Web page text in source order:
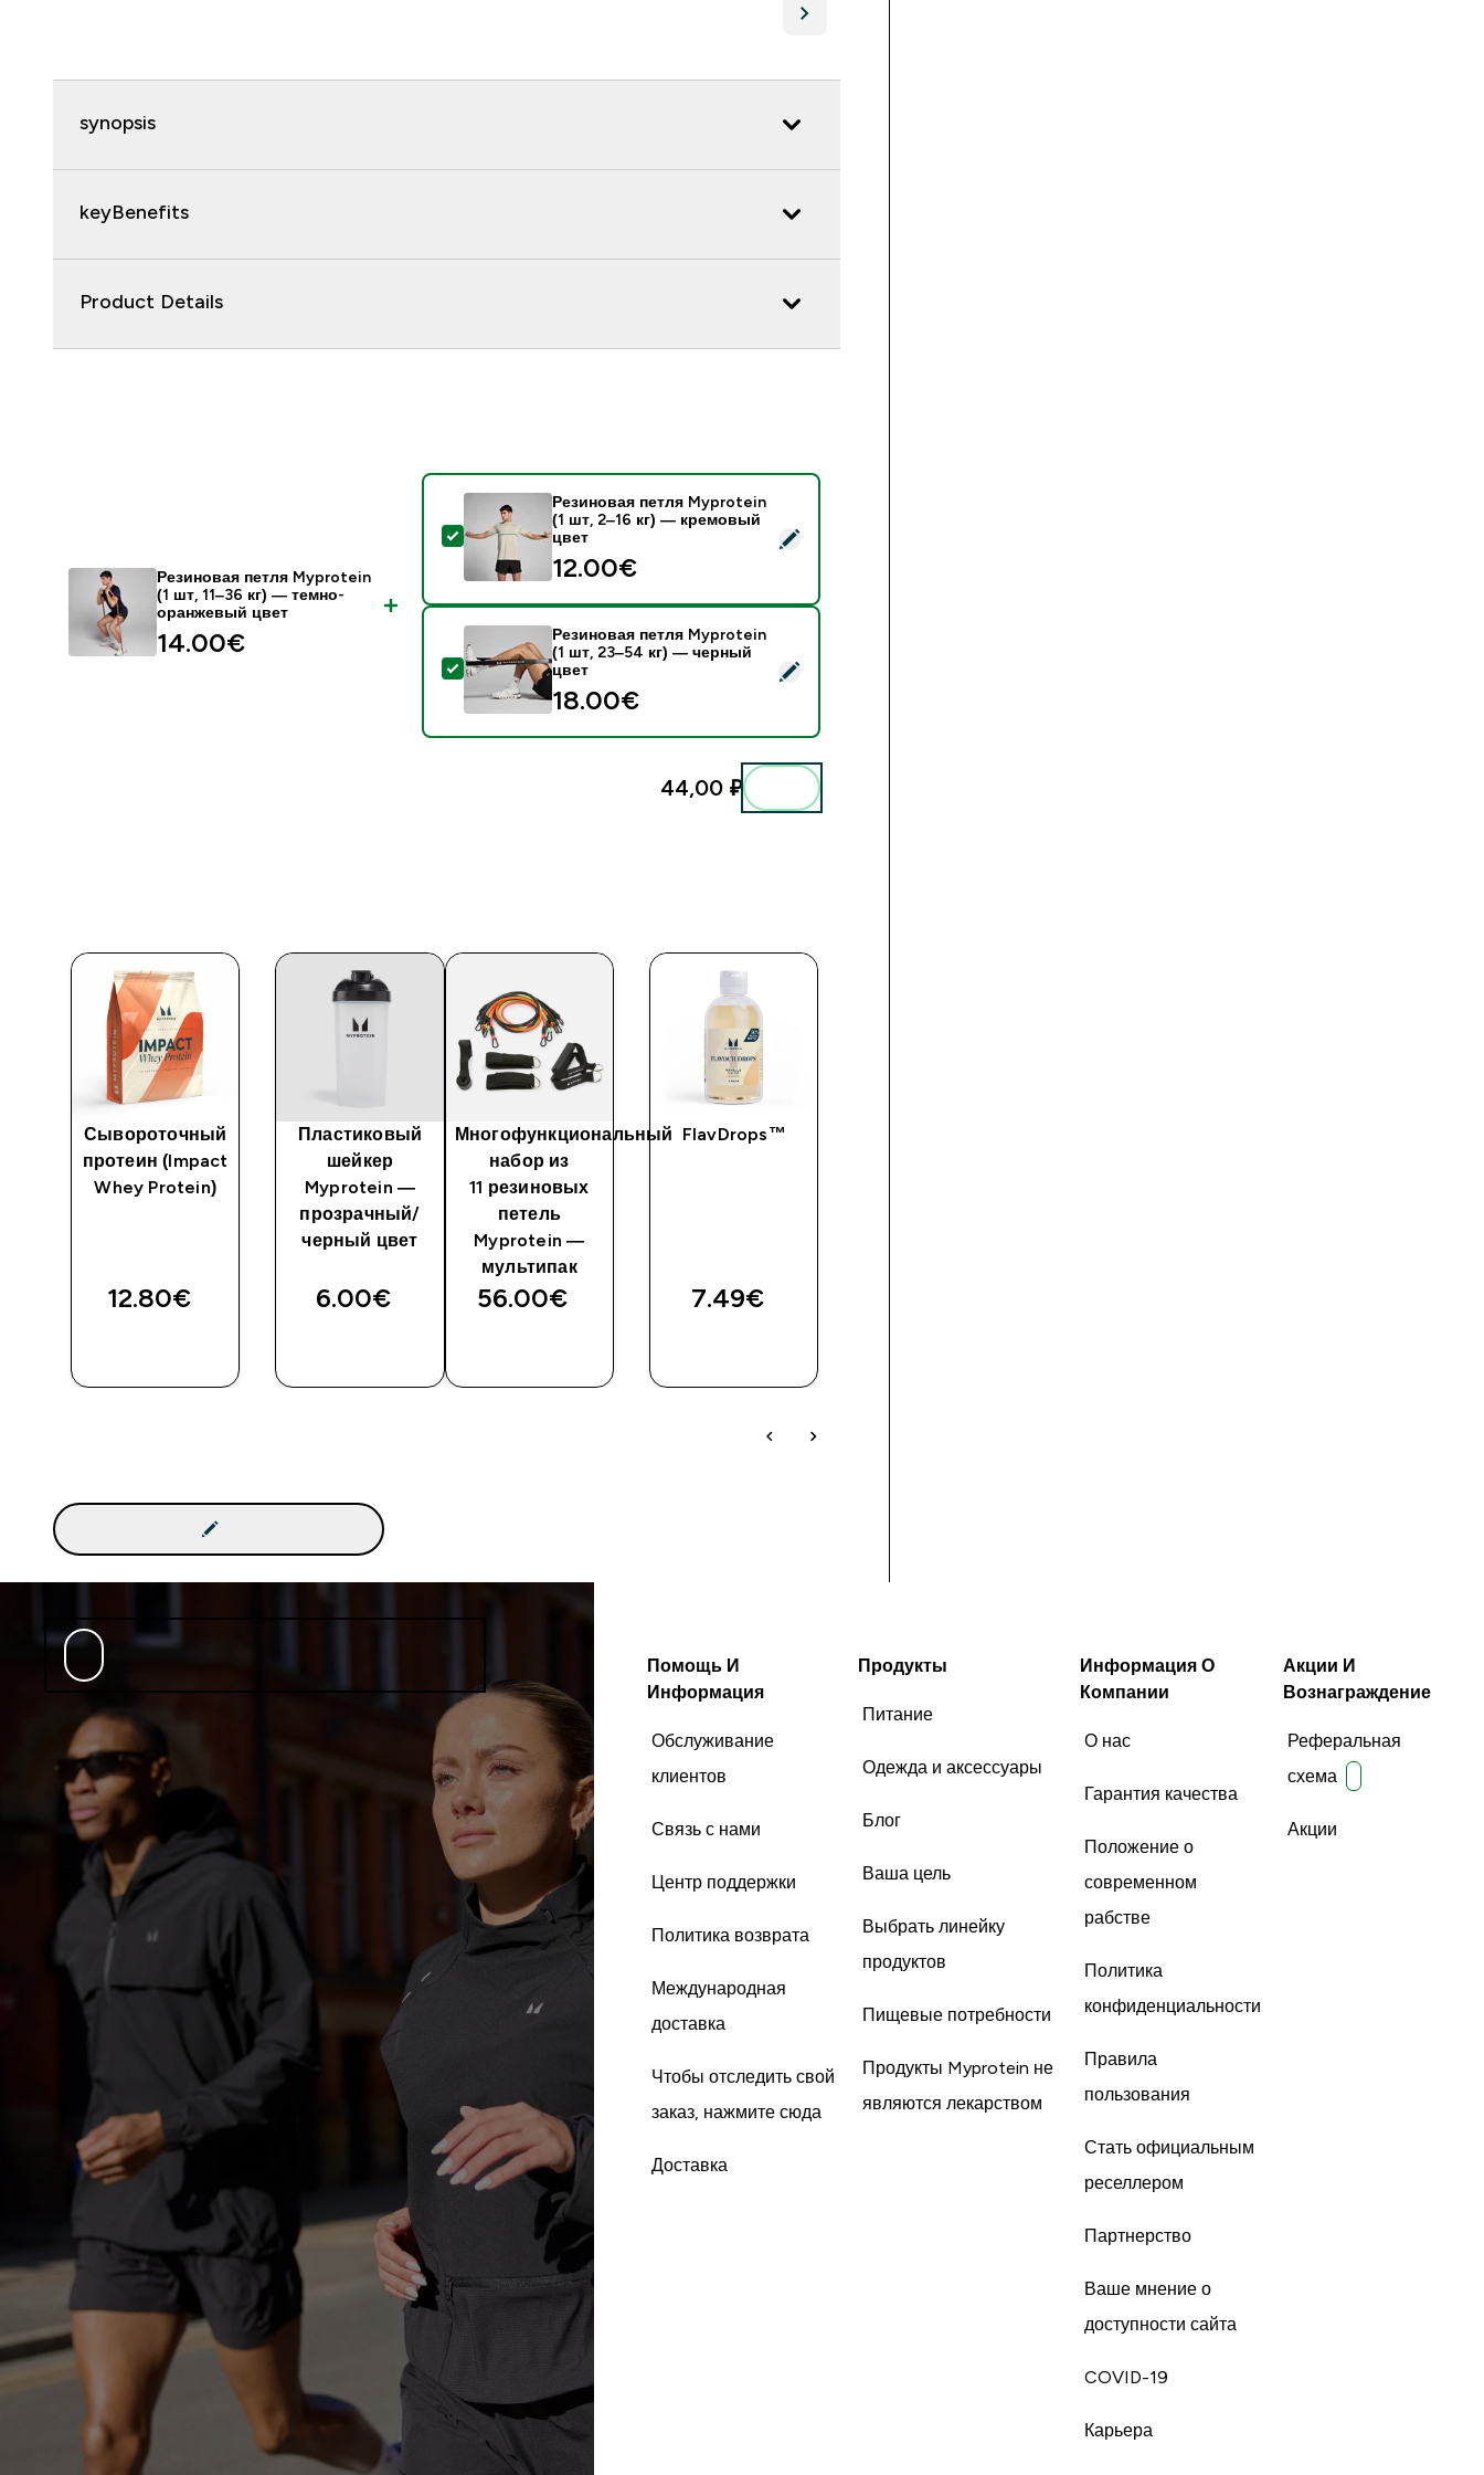
synopsis
keyBenefits
Product Details
Резиновая петля Myprotein
(1 шт, 11‒36 кг) — темно-
оранжевый цвет
14.00€‎
- Резиновая петля Myprotein (1 шт, 2‒16 кг) — кремовый цвет
Резиновая петля Myprotein
(1 шт, 2‒16 кг) — кремовый
цвет
12.00€‎
- Резиновая петля Myprotein (1 шт, 23‒54 кг) — черный цвет
Резиновая петля Myprotein
(1 шт, 23‒54 кг) — черный
цвет
18.00€‎
44,00 ₽‎
Сывороточный
протеин (Impact
Whey Protein)
12.80€‎
Пластиковый
шейкер
Myprotein —
прозрачный/
черный цвет
6.00€‎
Многофункциональный
набор из
11 резиновых
петель
Myprotein —
мультипак
56.00€‎
FlavDrops™
7.49€‎
Помощь И
Информация
Обслуживание
клиентов
Связь с нами
Центр поддержки
Политика возврата
Международная
доставка
Чтобы отследить свой
заказ, нажмите сюда
Доставка
Продукты
Питание
Одежда и аксессуары
Блог
Ваша цель
Выбрать линейку
продуктов
Пищевые потребности
Продукты Myprotein не
являются лекарством
Информация О
Компании
О нас
Гарантия качества
Положение о
современном
рабстве
Политика
конфиденциальности
Правила
пользования
Стать официальным
реселлером
Партнерство
Ваше мнение о
доступности сайта
COVID-19
Карьера
Акции И
Вознаграждение
Реферальная
схема
Акции